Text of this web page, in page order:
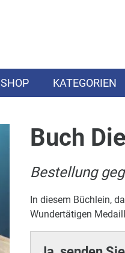
SHOP KATEGORIEN
Buch
Bestellung
In diesem Büchlein,
Wundertätigen